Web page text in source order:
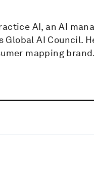
AI, an AI
Global AI Council.
mapping brand.